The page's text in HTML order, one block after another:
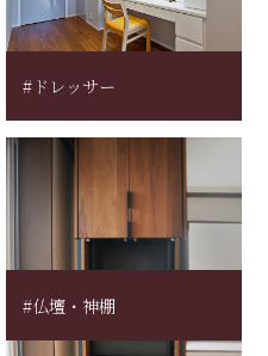
#ドレッサー
#仏壇・神棚